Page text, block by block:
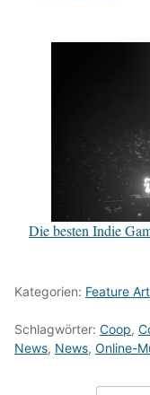
Die besten Indie
Kategorien: Feature
Schlagwörter: Coop,
News, News, Online-